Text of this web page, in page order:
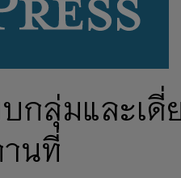
กลุ่มและเดี่
นที่